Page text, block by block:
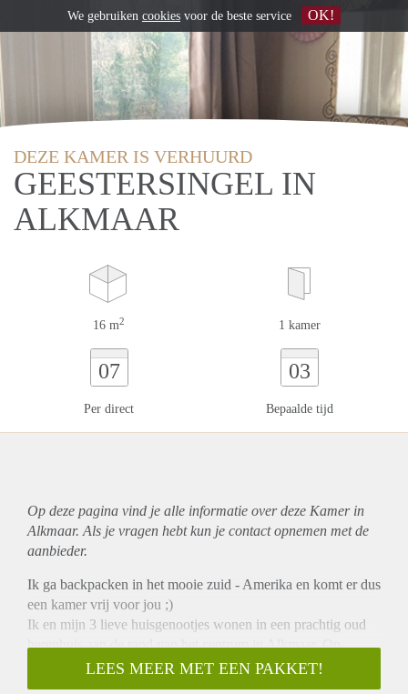
DEZE KAMER IS VERHUURD
GEESTERSINGEL IN
ALKMAAR
16 m2 1 kamer
07
Per direct
03
Bepaalde tijd
Op deze pagina vind je alle informatie over deze Kamer in
Alkmaar. Als je vragen hebt kun je contact opnemen met de
aanbieder.
Ik ga backpacken in het mooie zuid - Amerika en komt er dus
een kamer vrij voor jou ;)
Ik en mijn 3 lieve huisgenootjes wonen in een prachtig oud
herenhuis aan de rand van het centrum in Alkmaar. Op
loopafstand dus van de winkels, waagplein en alle andere
gezelligheid :) Je gaat samen wonen met 2 jongens en 1 dame
LEES MEER MET EEN PAKKET!
We gebruiken cookies voor de beste service OK!